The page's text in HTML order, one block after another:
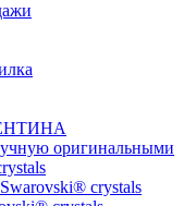
оригинальными
crystals